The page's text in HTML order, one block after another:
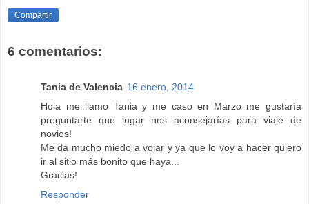
Compartir
6 comentarios:
Tania de Valencia 16 enero, 2014
Hola me llamo Tania y me caso en Marzo me gustaría
preguntarte que lugar nos aconsejarías para viaje de
novios!
Me da mucho miedo a volar y ya que lo voy a hacer quiero
ir al sitio más bonito que haya...
Gracias!
Responder